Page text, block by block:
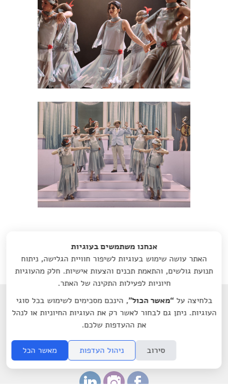
הבא: 24.06.24
קולנוע קהילתי אודות לוח הקרנות
מיקרוסינמה בארגונים מיקרוסינמה VOD
צרו קשר ABOUT
אנחנו משתמשים בעוגיות
האתר עושה שימוש בעוגיות לשיפור חוויית הגלישה, ניתוח
תנועת גולשים, והתאמת תכנים והצעות אישיות. חלק מהעוגיות
חיוניות לפעילות התקינה של האתר.
בלחיצה על“מאשר הכול”, הינכם מסכימים לשימוש בכל סוגי
העוגיות. ניתן גם לבחור לאשר רק את העוגיות החיוניות או לנהל
את ההעדפות שלכם.
סירוב ניהול העדפות מאשר הכל